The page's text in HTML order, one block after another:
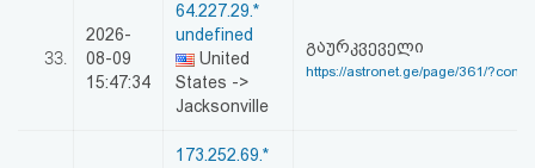
33.
2026-
08-09
15:47:34
64.227.29.*
undefined
United
States ->
Jacksonville
გაურკვეველი
https://astronet.ge/page/361/
173.252.69.*